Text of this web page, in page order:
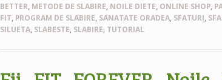
BETTER, METODE DE SLABIRE, NOILE DIETE, ONLINE SHOP,
FIT, PROGRAM DE SLABIRE, SANATATE ORADEA, SFATURI,
SILUETA, SLABESTE, SLABIRE, TUTORIAL